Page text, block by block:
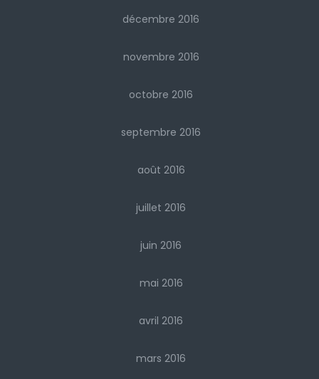
décembre 2016
novembre 2016
octobre 2016
septembre 2016
août 2016
juillet 2016
juin 2016
mai 2016
avril 2016
mars 2016